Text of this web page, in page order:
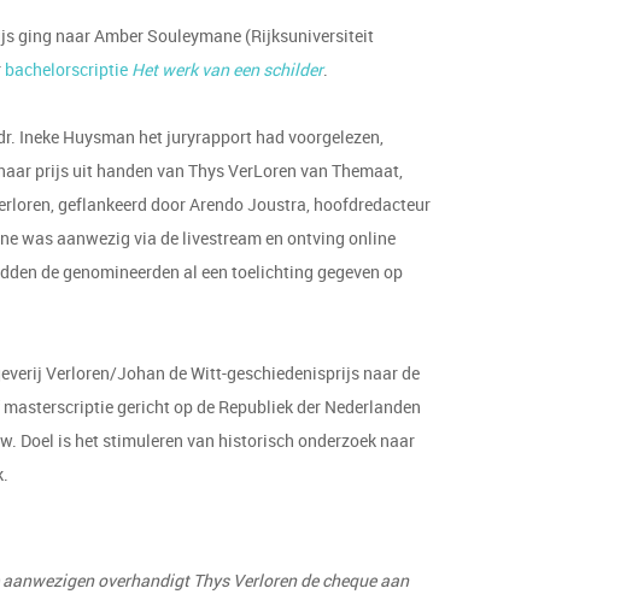
ging naar Amber Souleymane (Rijksuniversiteit
bachelorscriptie Het werk van een schilder.
Ineke Huysman het juryrapport had voorgelezen,
prijs uit handen van Thys VerLoren van Themaat,
geflankeerd door Arendo Joustra, hoofdredacteur
was aanwezig via de livestream en ontving online
de genomineerden al een toelichting gegeven op
Verloren/Johan de Witt-geschiedenisprijs naar de
gericht op de Republiek der Nederlanden
Doel is het stimuleren van historisch onderzoek naar
overhandigt Thys Verloren de cheque aan